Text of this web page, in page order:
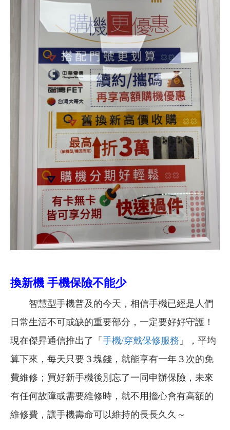
換新機 手機保險不能少
智慧型手機普及的今天，相信手機已經是人們
日常生活不可或缺的重要部分，一定要好好守護！
現在傑昇通信推出了「 手機/穿戴保修服務 」，平均
算下來，每天只要３塊錢，就能享有一年３次的免
費維修；買好新手機後別忘了一同申辦保險，未來
有任何故障或需要維修時，就不用擔心會有高額的
維修費，讓手機壽命可以維持的長長久久～